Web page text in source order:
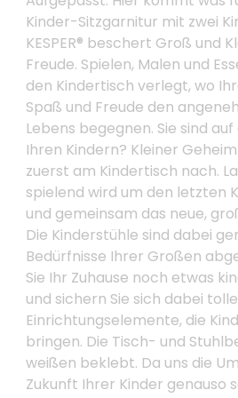
Kinder-Sitzgarnitur mit zwei
KESPER® beschert Groß und
Freude. Spielen, Malen und
den Kindertisch verlegt, wo
Spaß und Freude den
Lebens begegnen. Sie sind
Ihren Kindern? Kleiner
zuerst am Kindertisch nach.
spielend wird um den letzten
und gemeinsam das neue,
Die Kinderstühle sind dabei
Bedürfnisse Ihrer Großen
Sie Ihr Zuhause noch etwas
und sichern Sie sich dabei tolle
Einrichtungselemente, die
bringen. Die Tisch- und
weißen beklebt. Da uns die
Zukunft Ihrer Kinder genauso